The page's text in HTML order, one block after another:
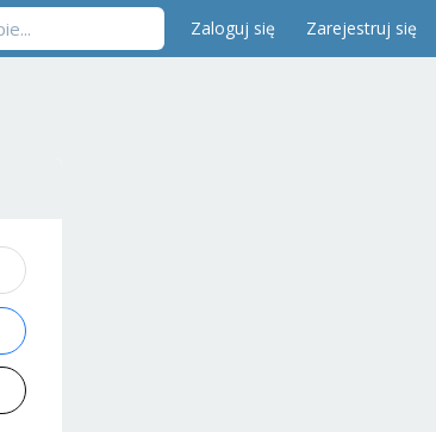
Zaloguj się Zarejestruj się